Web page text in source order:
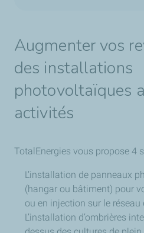
Augmenter vos
des installations
photovoltaïques
activités
TotalEnergies vous propose 4
L’installation de panneaux
(hangar ou bâtiment) pour
ou en injection sur le
L’installation d’ombrières